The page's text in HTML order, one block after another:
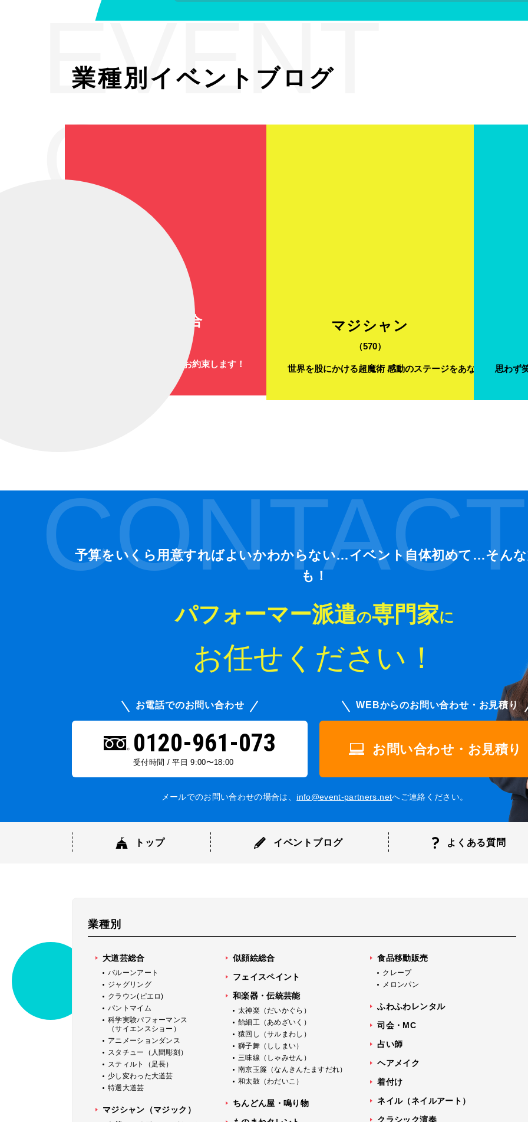
EVENT
GENRE
業種別イベントブログ
大道芸総合
爆笑と感動のステージをお約束します！
マジシャン
（570）
世界を股にかける超魔術 感動のステージをあなたの元に届
思わず
CONTACT
予算をいくら用意すればよいかわからない…イベント自体初めて…そん
も！
パフォーマー派遣の専門家に
お任せください！
お電話でのお問い合わせ
0120-961-073
受付時間 / 平日 9:00〜18:00
WEBからのお問い合わせ・お見積り
お問い合わせ・お見積り
メールでのお問い合わせの場合は、 info@event-partners.netへご連絡ください。
トップ イベントブログ よくある質問
業種別
大道芸総合
バルーンアート
ジャグリング
クラウン(ピエロ)
パントマイム
科学実験パフォーマンス
（サイエンスショー）
アニメーションダンス
スタチュー（人間彫刻）
スティルト（足長）
少し変わった大道芸
特選大道芸
マジシャン（マジック）
似顔絵総合
フェイスペイント
和楽器・伝統芸能
太神楽（だいかぐら）
飴細工（あめざいく）
猿回し（サルまわし）
獅子舞（ししまい）
三味線（しゃみせん）
南京玉簾（なんきんたますだれ）
和太鼓（わだいこ）
ちんどん屋・鳴り物
食品移動販売
クレープ
メロンパン
ふわふわレンタル
司会・MC
占い師
ヘアメイク
着付け
ネイル（ネイルアート）
クラシック演奏